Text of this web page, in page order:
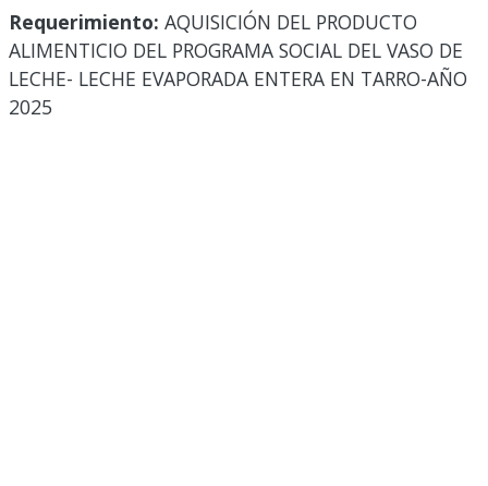
Requerimiento: AQUISICIÓN DEL PRODUCTO
ALIMENTICIO DEL PROGRAMA SOCIAL DEL VASO DE
LECHE- LECHE EVAPORADA ENTERA EN TARRO-AÑO
2025